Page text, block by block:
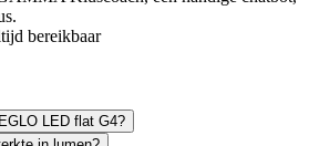
bereikbaar
LED flat G4?